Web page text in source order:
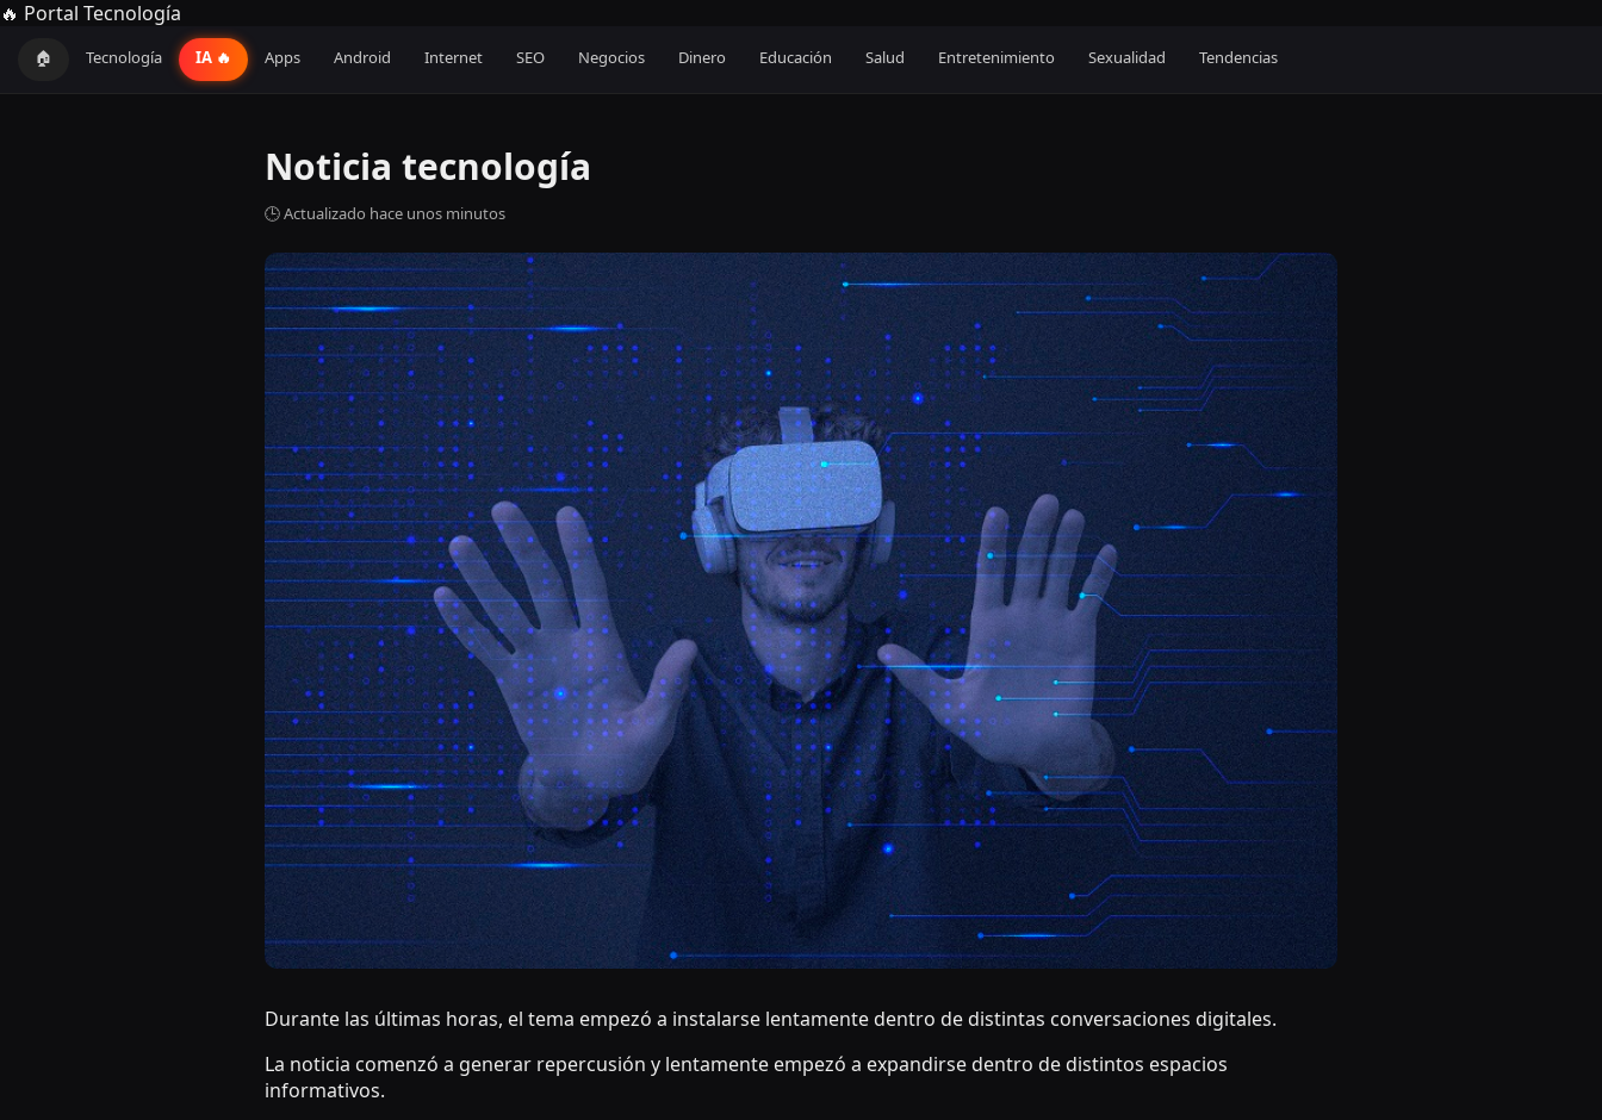
🔥 Portal Tecnología
🏠 Tecnología IA 🔥 Apps Android Internet SEO Negocios Dinero Educación Salud Entretenimiento Sexualidad Tendencias
Noticia tecnología
🕒 Actualizado hace unos minutos
Durante las últimas horas, el tema empezó a instalarse lentamente dentro de distintas conversaciones digitales.
La noticia comenzó a generar repercusión y lentamente empezó a expandirse dentro de distintos espacios
informativos.